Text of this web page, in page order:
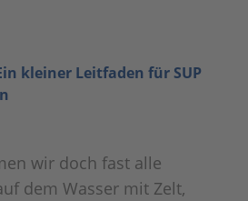
kleiner Leitfaden für SUP
wir doch fast alle
dem Wasser mit Zelt,